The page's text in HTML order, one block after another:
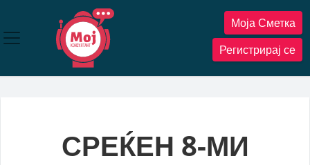
содржината
Моја Сметка
Регистрирај се
СРЕЌЕН 8-МИ